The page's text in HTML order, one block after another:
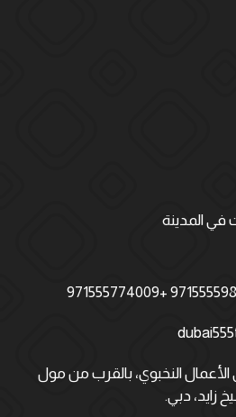
في المدينة
الطابق 5، مبنى الأعمال النخبوي، بالقرب من مول
زايد، دبي.